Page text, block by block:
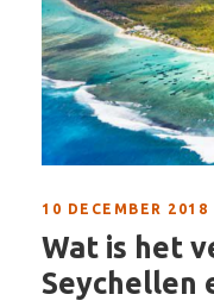
10 DECEMBER 2018
Wat is het
Seychellen